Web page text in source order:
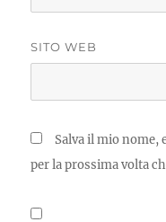
SITO WEB
Salva il mio nome,
per la prossima volta